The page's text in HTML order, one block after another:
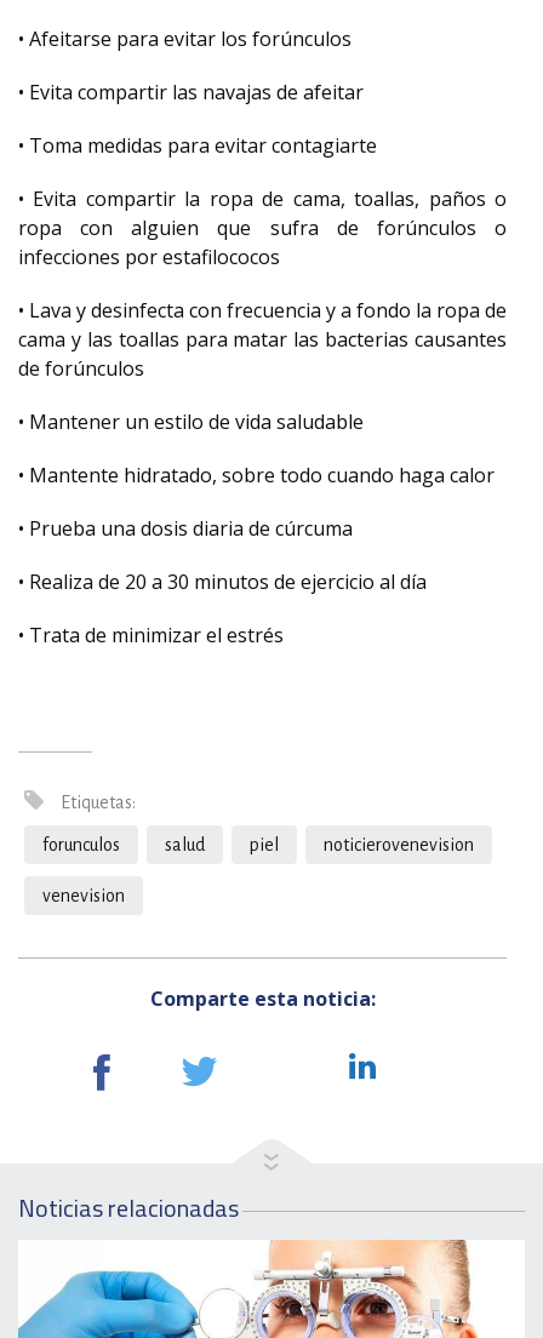
• Afeitarse para evitar los forúnculos
• Evita compartir las navajas de afeitar
• Toma medidas para evitar contagiarte
• Evita compartir la ropa de cama, toallas, paños o
ropa con alguien que sufra de forúnculos o
infecciones por estafilococos
• Lava y desinfecta con frecuencia y a fondo la ropa de
cama y las toallas para matar las bacterias causantes
de forúnculos
• Mantener un estilo de vida saludable
• Mantente hidratado, sobre todo cuando haga calor
• Prueba una dosis diaria de cúrcuma
• Realiza de 20 a 30 minutos de ejercicio al día
• Trata de minimizar el estrés
Etiquetas:
forunculos salud piel noticierovenevision
venevision
Comparte esta noticia:
Noticias relacionadas